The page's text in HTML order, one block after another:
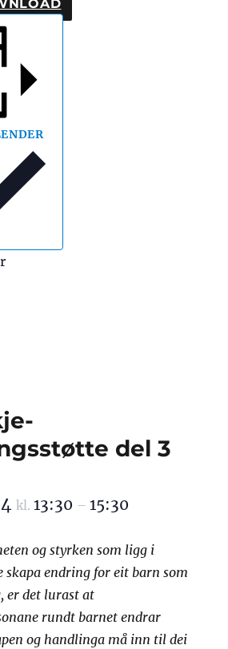
del 3
kl.13:30 –15:30
og styrken som ligg i
skapa endring for eit barn som
er det lurast at
rundt barnet endrar
og handlinga må inn til dei